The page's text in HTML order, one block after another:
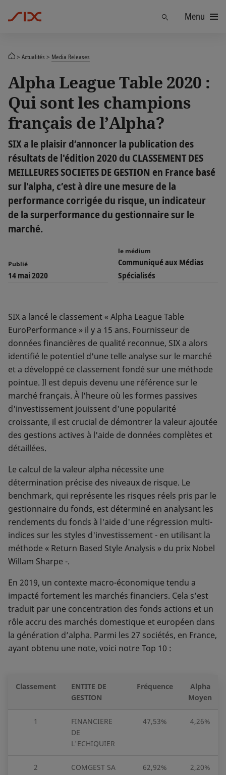
TrouverMenu
Actualités Media Releases
Alpha League Table 2020 :
Qui sont les champions
français de l’Alpha?
SIX a le plaisir d’annoncer la publication des
résultats de l'édition 2020 du CLASSEMENT DES
MEILLEURES SOCIETES DE GESTION en France basé
sur l'alpha, c’est à dire une mesure de la
performance corrigée du risque, un indicateur
de la surperformance du gestionnaire sur le
marché.
Publié
14 mai 2020
le médium
Communiqué aux Médias
Spécialisés
SIX a lancé le classement « Alpha League Table
EuroPerformance » il y a 15 ans. Fournisseur de
données financières de qualité reconnue, SIX a alors
identifié le potentiel d'une telle analyse sur le marché
et a développé ce classement fondé sur une méthode
pointue. Il est depuis devenu une référence sur le
marché français. À l'heure où les formes passives
d'investissement jouissent d'une popularité
croissante, il est crucial de démontrer la valeur ajoutée
des gestions actives à l'aide de données complètes et
détaillées.
Le calcul de la valeur alpha nécessite une
détermination précise des niveaux de risque. Le
benchmark, qui représente les risques réels pris par le
gestionnaire du fonds, est déterminé en analysant les
rendements du fonds à l'aide d'une régression multi-
indices sur les styles d'investissement - en utilisant la
méthode « Return Based Style Analysis » du prix Nobel
Willam Sharpe -.
En 2019, un contexte macro-économique tendu a
impacté fortement les marchés financiers. Cela s’est
traduit par une concentration des fonds actions et un
rôle accru des marchés domestique et européen dans
la génération d’alpha. Parmi les 27 sociétés, en France,
ayant obtenu une note, voici notre Top 10 :
Classement
ENTITE DE
GESTION
Fréquence
Alpha
Moyen
1
FINANCIERE
DE
L'ECHIQUIER
47,53% 4,26%
2 COMGEST SA 62,92% 2,20%